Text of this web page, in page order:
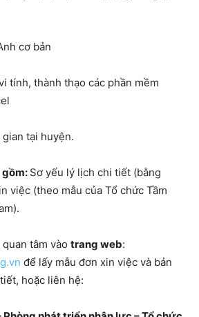
cơ bản
tính, thành thạo các phần mềm
tại huyện.
gồm: Sơ yếu lý lịch chi tiết (bằng
việc (theo mẫu của Tổ chức Tầm
tâm vào trang web:
để lấy mẫu đơn xin việc và bản
hoặc liên hệ: